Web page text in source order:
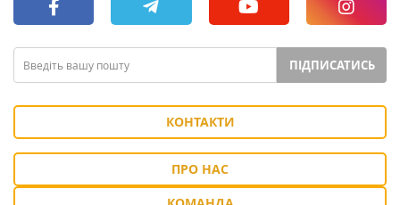
ПІДПИСАТИСЬ
КОНТАКТИ
ПРО НАС